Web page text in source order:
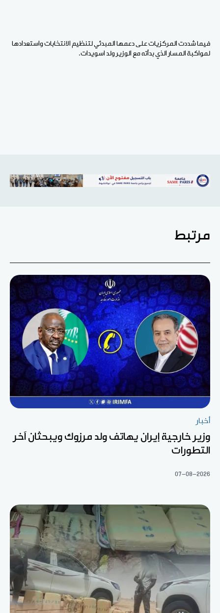
فيما شددت المركزيات على دعمها المبدئي لتنظيم الانتخابات واستعدادها
لمواكبة المسار الذي بدأته مع الوزير ولد اسويدات.
مرتبط
أخبار
وزير خارجية إيران يهاتف ولد مرزوك ويبحثان آخر
التطورات
07-08-2026